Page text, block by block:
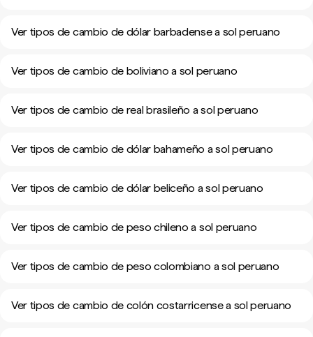
Ver tipos de cambio de dólar barbadense a sol peruano
Ver tipos de cambio de boliviano a sol peruano
Ver tipos de cambio de real brasileño a sol peruano
Ver tipos de cambio de dólar bahameño a sol peruano
Ver tipos de cambio de dólar beliceño a sol peruano
Ver tipos de cambio de peso chileno a sol peruano
Ver tipos de cambio de peso colombiano a sol peruano
Ver tipos de cambio de colón costarricense a sol peruano